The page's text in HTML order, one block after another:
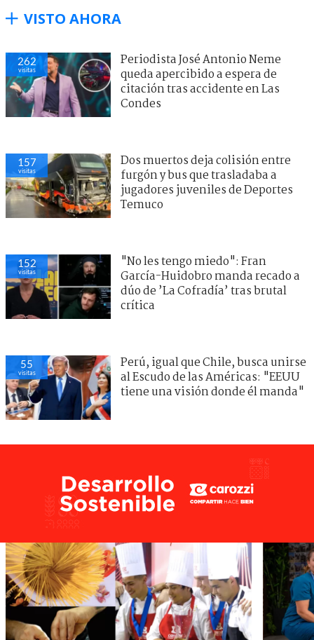
VISTO AHORA
262
visitas
Periodista José Antonio Neme
queda apercibido a espera de
citación tras accidente en Las
Condes
157
visitas
Dos muertos deja colisión entre
furgón y bus que trasladaba a
jugadores juveniles de Deportes
Temuco
152
visitas
"No les tengo miedo": Fran
García-Huidobro manda recado a
dúo de ’La Cofradía’ tras brutal
crítica
55
visitas
Perú, igual que Chile, busca unirse
al Escudo de las Américas: "EEUU
tiene una visión donde él manda"